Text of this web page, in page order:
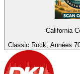
California
Classic Rock, Années